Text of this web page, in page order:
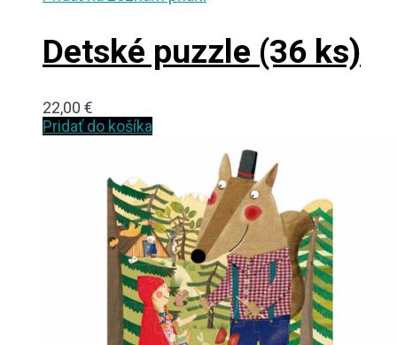
Detské puzzle (36 ks)
22,00 €
Pridať do košíka